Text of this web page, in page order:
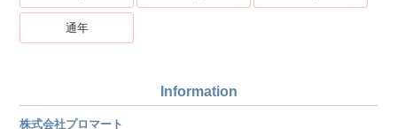
通年
Information
株式会社プロマート